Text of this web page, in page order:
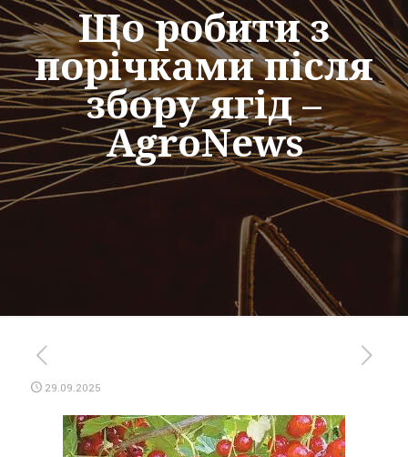
Що робити з
порічками після
збору ягід –
AgroNews
29.09.2025